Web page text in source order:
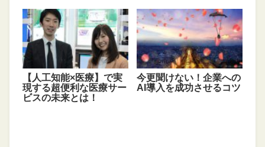
【人工知能×医療】で実
現する超便利な医療サー
ビスの未来とは！
今更聞けない！企業への
AI導入を成功させるコツ